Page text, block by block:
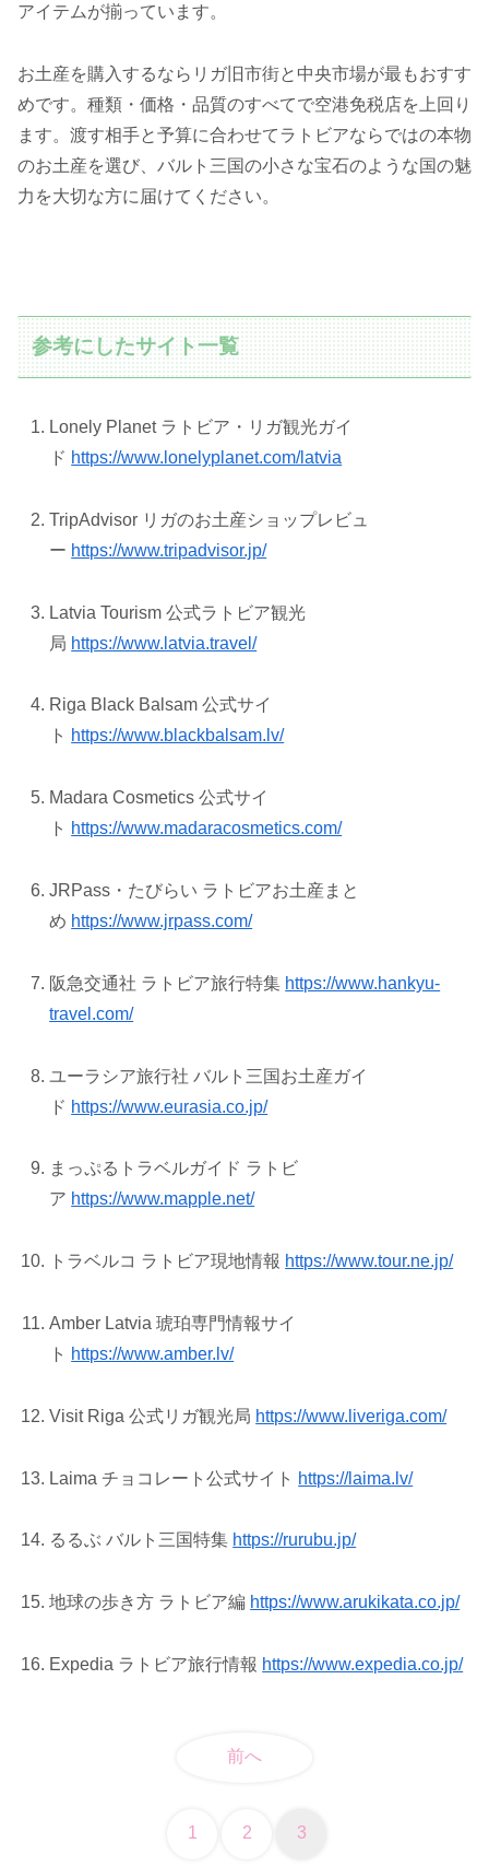
アイテムが揃っています。
お土産を購入するならリガ旧市街と中央市場が最もおすす
めです。種類・価格・品質のすべてで空港免税店を上回り
ます。渡す相手と予算に合わせてラトビアならではの本物
のお土産を選び、バルト三国の小さな宝石のような国の魅
力を大切な方に届けてください。
参考にしたサイト一覧
Lonely Planet ラトビア・リガ観光ガイ
ド https://www.lonelyplanet.com/latvia
TripAdvisor リガのお土産ショップレビュ
ー https://www.tripadvisor.jp/
Latvia Tourism 公式ラトビア観光
局 https://www.latvia.travel/
Riga Black Balsam 公式サイ
ト https://www.blackbalsam.lv/
Madara Cosmetics 公式サイ
ト https://www.madaracosmetics.com/
JRPass・たびらい ラトビアお土産まと
め https://www.jrpass.com/
阪急交通社 ラトビア旅行特集 https://www.hankyu-
travel.com/
ユーラシア旅行社 バルト三国お土産ガイ
ド https://www.eurasia.co.jp/
まっぷるトラベルガイド ラトビ
ア https://www.mapple.net/
トラベルコ ラトビア現地情報 https://www.tour.ne.jp/
Amber Latvia 琥珀専門情報サイ
ト https://www.amber.lv/
Visit Riga 公式リガ観光局 https://www.liveriga.com/
Laima チョコレート公式サイト https://laima.lv/
るるぶ バルト三国特集 https://rurubu.jp/
地球の歩き方 ラトビア編 https://www.arukikata.co.jp/
Expedia ラトビア旅行情報 https://www.expedia.co.jp/
前へ
1 2 3